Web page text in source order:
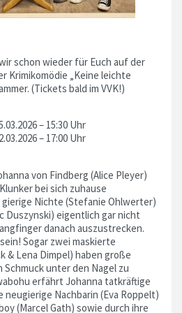
schon wieder für Euch auf der
Krimikomödie „Keine leichte
(Tickets bald im VVK!)
– 15:30 Uhr
– 17:00 Uhr
von Findberg (Alice Pleyer)
bei sich zuhause
Nichte (Stefanie Ohlwerter)
Duszynski) eigentlich gar nicht
danach auszustrecken.
Sogar zwei maskierte
& Lena Dimpel) haben große
unter den Nagel zu
erfährt Johanna tatkräftige
Nachbarin (Eva Roppelt)
(Marcel Gath) sowie durch ihre